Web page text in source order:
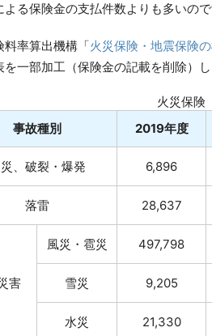
よる保険金の支払件数よりも多いので
料率算出機構「火災保険・地震保険
を一部加工（保険金の記載を削除）
火災保険
事故種別
2019年度
、破裂・爆発 6,896
落雷 28,637
害
風災・雹災 497,798
雪災 9,205
水災 21,330